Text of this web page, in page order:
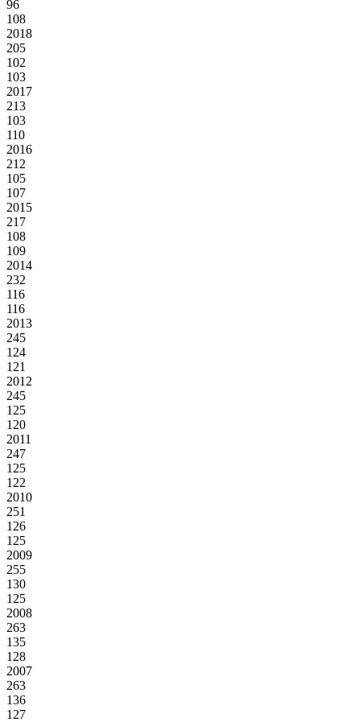
96
108
2018
205
102
103
2017
213
103
110
2016
212
105
107
2015
217
108
109
2014
232
116
116
2013
245
124
121
2012
245
125
120
2011
247
125
122
2010
251
126
125
2009
255
130
125
2008
263
135
128
2007
263
136
127